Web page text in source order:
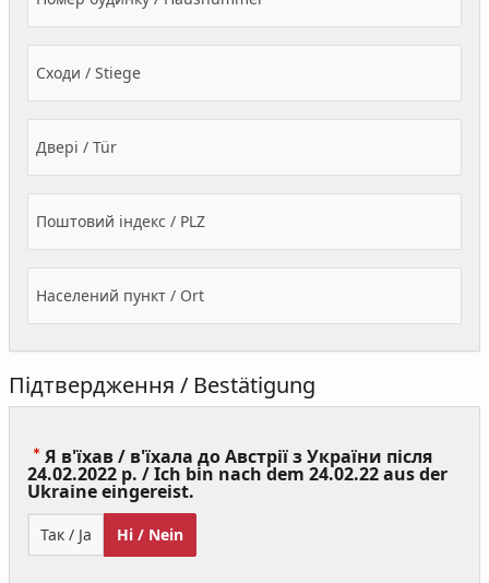
Сходи / Stiege
Двері / Tür
Поштовий індекс / PLZ
Населений пункт / Ort
Підтвердження / Bestätigung
Я в'їхав / в'їхала до Австрії з України після
24.02.2022 р. / Ich bin nach dem 24.02.22 aus der
Ukraine eingereist.
Required)
Так / Ja Ні / Nein